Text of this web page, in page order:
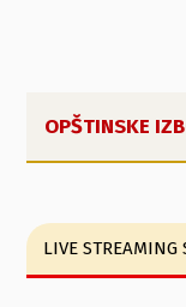
OPŠTINSKE
LIVE STREAMING